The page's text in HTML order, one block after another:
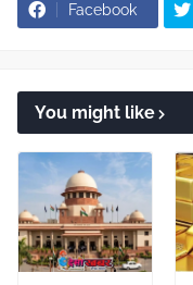
Facebook
You might like